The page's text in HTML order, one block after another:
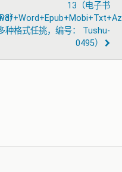
）
13（电子书
种格式任挑，编号： Tushu-
0495）